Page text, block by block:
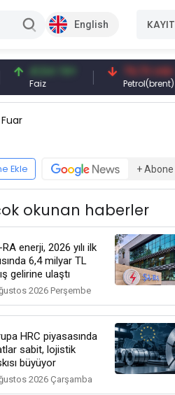
English
41,54 TRY
Faiz
79,73 USD
Petrol(brent)
Fuar
Ekle + Abone
okunan haberler
enerji, 2026 yılı ilk
6,4 milyar TL
gelirine ulaştı
2026 Perşembe
HRC piyasasında
sabit, lojistik
büyüyor
2026 Çarşamba